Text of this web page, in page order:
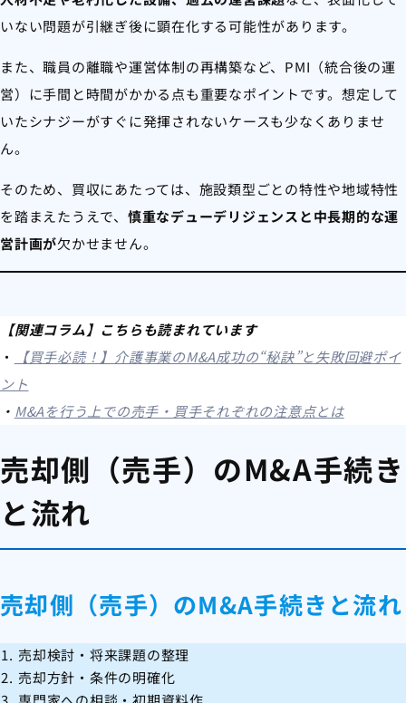
いない問題が引継ぎ後に顕在化する可能性があります。
また、職員の離職や運営体制の再構築など、PMI（統合後の運
営）に手間と時間がかかる点も重要なポイントです。想定して
いたシナジーがすぐに発揮されないケースも少なくありませ
ん。
そのため、買収にあたっては、施設類型ごとの特性や地域特性
を踏まえたうえで、 慎重なデューデリジェンスと中長期的な運
営計画が欠かせません。
【関連コラム】こちらも読まれています
・
【買手必読！】介護事業のM&A成功の“秘訣”と失敗回避ポイ
ント
・ M&Aを行う上での売手・買手それぞれの注意点とは
売却側（売手）のM&A手続き
と流れ
売却側（売手）のM&A手続きと流れ
売却検討・将来課題の整理
売却方針・条件の明確化